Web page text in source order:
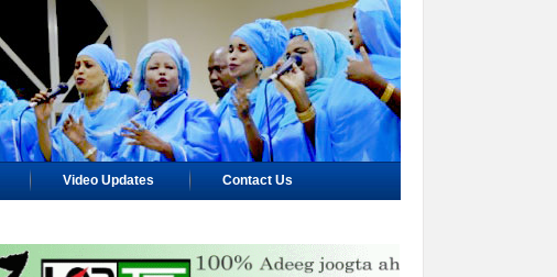
Video Updates Contact Us